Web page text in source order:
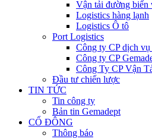
Vận tải đường biển
Logistics hàng lạnh
Logistics Ô tô
Port Logistics
Công ty CP dịch vụ
Công ty CP
Công Ty CP Vận
Đầu tư chiến lược
TIN TỨC
Tin công ty
Bản tin Gemadept
CỔ ĐÔNG
Thông báo